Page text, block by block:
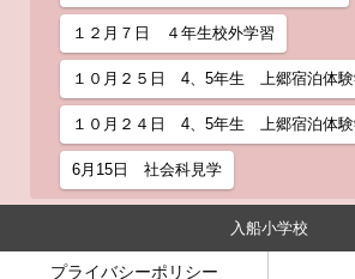
１２月７日 ４年生校外学習
１０月２５日 4、5年生 上郷宿泊体
１０月２４日 4、5年生 上郷宿泊体
6月15日 社会科見学
入船小学校
プライバシーポリシー